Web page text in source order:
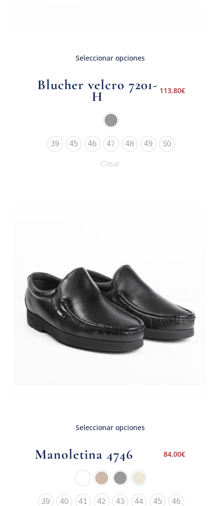
Seleccionar opciones
Blucher velcro 7201-
H 113,80€
39 45 46 47 48 49 50
Clear
Seleccionar opciones
Manoletina 4746 84,00€
39 40 41 42 43 44 45 46